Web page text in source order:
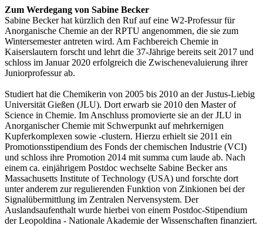
Zum Werdegang von Sabine Becker
Sabine Becker hat kürzlich den Ruf auf eine W2-Professur für
Anorganische Chemie an der RPTU angenommen, die sie zum
Wintersemester antreten wird. Am Fachbereich Chemie in
Kaiserslautern forscht und lehrt die 37-Jährige bereits seit 2017 und
schloss im Januar 2020 erfolgreich die Zwischenevaluierung ihrer
Juniorprofessur ab.
Studiert hat die Chemikerin von 2005 bis 2010 an der Justus-Liebig
Universität Gießen (JLU). Dort erwarb sie 2010 den Master of
Science in Chemie. Im Anschluss promovierte sie an der JLU in
Anorganischer Chemie mit Schwerpunkt auf mehrkernigen
Kupferkomplexen sowie -clustern. Hierzu erhielt sie 2011 ein
Promotionsstipendium des Fonds der chemischen Industrie (VCI)
und schloss ihre Promotion 2014 mit summa cum laude ab. Nach
einem ca. einjährigem Postdoc wechselte Sabine Becker ans
Massachusetts Institute of Technology (USA) und forschte dort
unter anderem zur regulierenden Funktion von Zinkionen bei der
Signalübermittlung im Zentralen Nervensystem. Der
Auslandsaufenthalt wurde hierbei von einem Postdoc-Stipendium
der Leopoldina - Nationale Akademie der Wissenschaften finanziert.